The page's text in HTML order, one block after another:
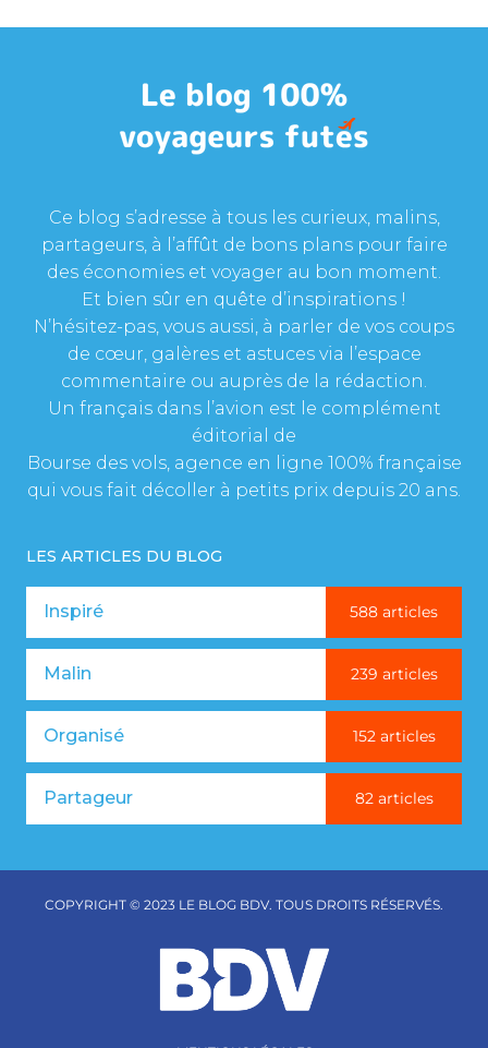
Ce blog s’adresse à tous les curieux, malins,
partageurs, à l’affût de bons plans pour faire
des économies et voyager au bon moment.
Et bien sûr en quête d’inspirations !
N’hésitez-pas, vous aussi, à parler de vos coups
de cœur, galères et astuces via l’espace
commentaire ou auprès de la rédaction.
Un français dans l’avion est le complément
éditorial de
Bourse des vols, agence en ligne 100% française
qui vous fait décoller à petits prix depuis 20 ans.
LES ARTICLES DU BLOG
Inspiré 588 articles
Malin 239 articles
Organisé 152 articles
Partageur 82 articles
COPYRIGHT © 2023 LE BLOG BDV. TOUS DROITS RÉSERVÉS.